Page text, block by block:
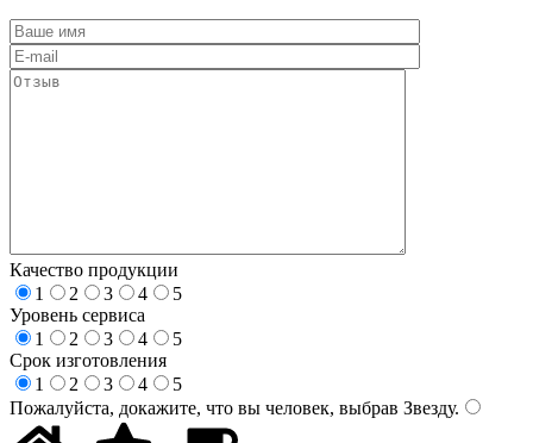
Качество продукции
1
2 3 4
5
Уровень сервиса
1
2 3 4
5
Срок изготовления
1
2 3 4
5
Пожалуйста, докажите, что вы человек, выбрав Звезду.